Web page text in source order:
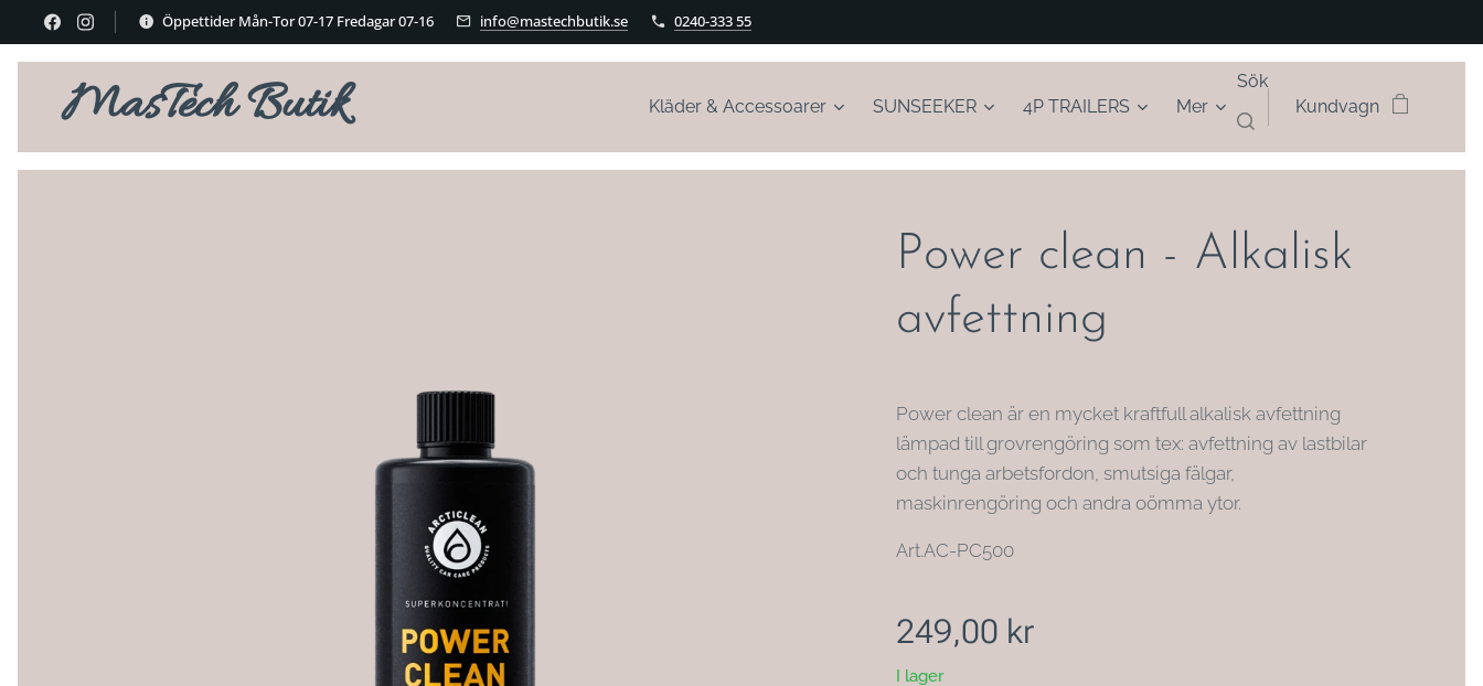
Öppettider Mån-Tor 07-17 Fredagar 07-16 info@mastechbutik.se 0240-333 55
MasTech Butik Kläder & Accessoarer SUNSEEKER 4P TRAILERS Mer
Sök
Kundvagn
Power clean - Alkalisk
avfettning
Power clean är en mycket kraftfull alkalisk avfettning
lämpad till grovrengöring som tex: avfettning av lastbilar
och tunga arbetsfordon, smutsiga fälgar,
maskinrengöring och andra oömma ytor.
Art.AC-PC500
249,00 kr
I lager